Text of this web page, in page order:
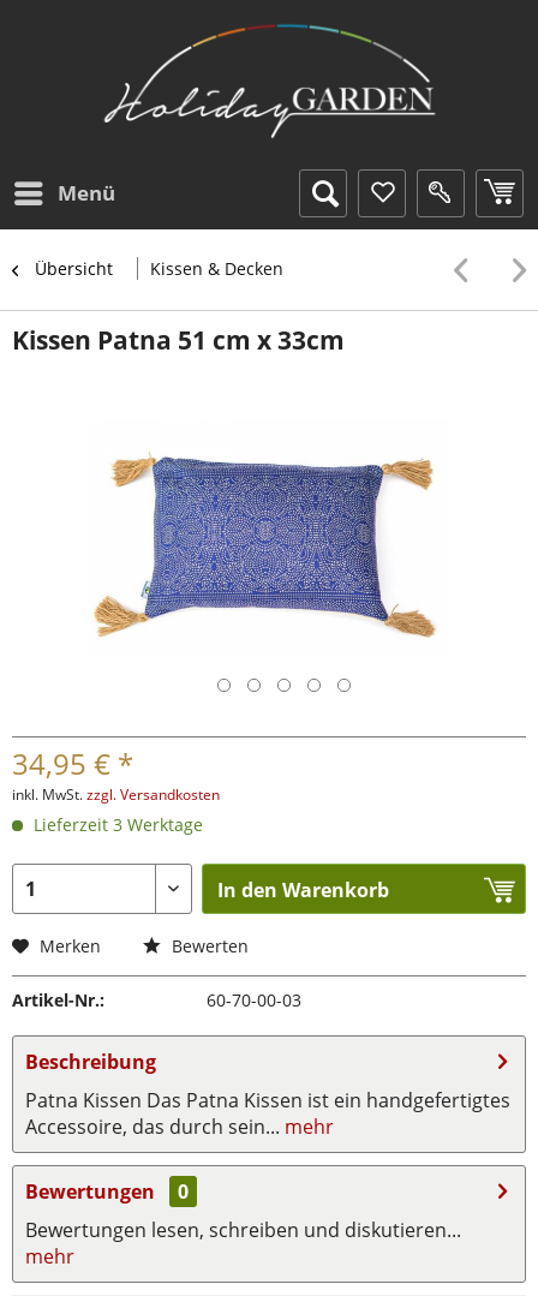
Menü
Übersicht Kissen & Decken
Kissen Patna 51 cm x 33cm
34,95 € *
inkl. MwSt.zzgl. Versandkosten
Lieferzeit 3 Werktage
In den Warenkorb
Merken Bewerten
Artikel-Nr.: 60-70-00-03
Beschreibung
Patna Kissen Das Patna Kissen ist ein handgefertigtes
Accessoire, das durch sein... mehr
Bewertungen
0
Bewertungen lesen, schreiben und diskutieren...
mehr